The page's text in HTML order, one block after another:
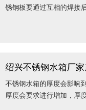
锈钢板要通过互相的焊接
绍兴不锈钢水箱厂
不锈钢水箱的厚度会影响
厚度会要求进行增加，厚